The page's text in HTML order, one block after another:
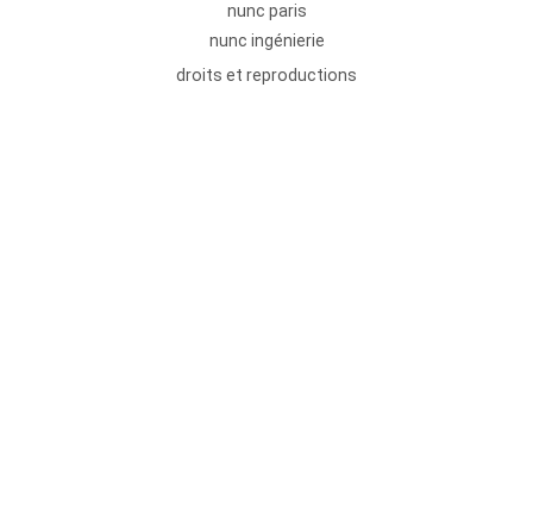
nunc paris
nunc ingénierie
droits et reproductions